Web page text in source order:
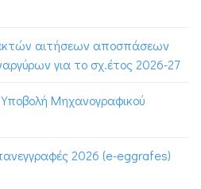
αιτήσεων αποσπάσεων
για το σχ.έτος 2026-27
Μηχανογραφικού
2026 (e-eggrafes)